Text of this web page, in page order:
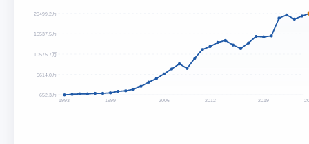
20499.2万
15537.5万
10575.7万
5614.0万
652.3万
1993 1999 2006 2012 2019